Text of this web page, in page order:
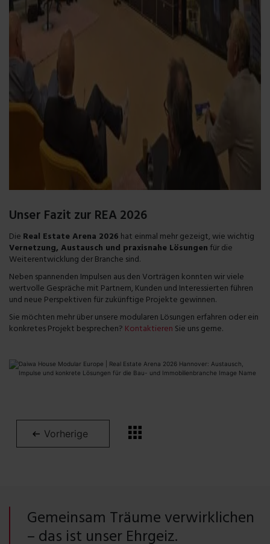
Unser Fazit zur REA 2026
DieReal Estate Arena 2026hat einmal mehr gezeigt, wie wichtig
Vernetzung, Austausch und praxisnahe Lösungenfür die
Weiterentwicklung der Branche sind.
Neben spannenden Impulsen aus den Vorträgen konnten wir viele
wertvolle Gespräche mit Partnern, Kunden und Interessierten führen
und neue Perspektiven für zukünftige Projekte gewinnen.
Sie möchten mehr über unsere modularen Lösungen erfahren oder ein
konkretes Projekt besprechen?KontaktierenSie uns gerne.
Vorherige
Gemeinsam Träume verwirklichen